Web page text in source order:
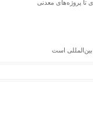
تا پروژه‌های معدنی
بین‌المللی است